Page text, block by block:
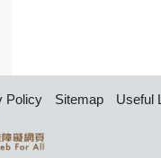
Policy Sitemap Useful